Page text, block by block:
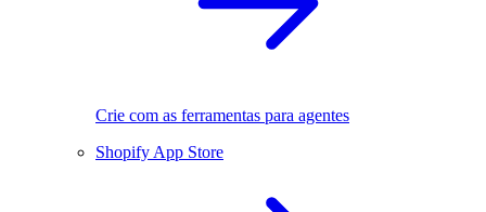
Crie com as ferramentas para agentes
Shopify App Store